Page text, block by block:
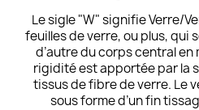
Le sigle "W" signifie Verre/
feuilles de verre, ou plus, qui
d’autre du corps central en
rigidité est apportée par la
tissus de fibre de verre. Le
sous forme d’un fin